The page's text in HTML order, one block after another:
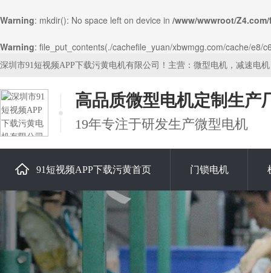
Warning: mkdir(): No space left on device in /www/wwwroot/
Warning: file_put_contents(./cachefile_yuan/xbwmgg.com/cache/
深圳市91短视频APP下载污黄电机有限公司！主营：微型电机，减速电
高品质微型电机定制生产
19年专注于研发生产微型电机
91短视频APP下载污黄首页 门锁电机
关于91短视频APP下载污黄